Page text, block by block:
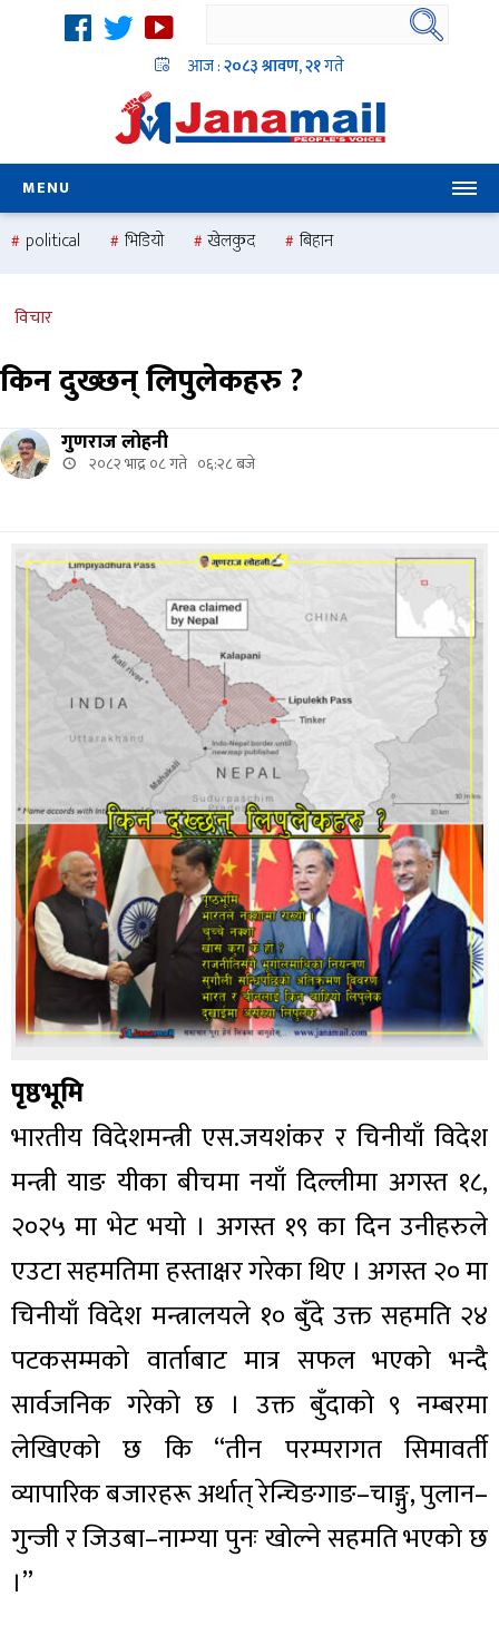
आज :२०८३ श्रावण, २१गते
MENU
political भिडियो खेलकुद
बिहान
national
विचार
किन दुख्छन् लिपुलेकहरु ?
गुणराज लोहनी
२०८२ भाद्र ०८ गते ०६:२८ बजे
पृष्ठभूमि
भारतीय विदेशमन्त्री एस.जयशंकर र चिनीयाँ विदेश
मन्त्री याङ यीका बीचमा नयाँ दिल्लीमा अगस्त १८,
२०२५ मा भेट भयो । अगस्त १९ का दिन उनीहरुले
एउटा सहमतिमा हस्ताक्षर गरेका थिए । अगस्त २० मा
चिनीयाँ विदेश मन्त्रालयले १० बुँदे उक्त सहमति २४
पटकसम्मको वार्ताबाट मात्र सफल भएको भन्दै
सार्वजनिक गरेको छ । उक्त बुँदाको ९ नम्बरमा
लेखिएको छ कि “तीन परम्परागत सिमावर्ती
व्यापारिक बजारहरू अर्थात् रेन्चिङगाङ–चाङ्गु, पुलान–
गुन्जी र जिउबा–नाम्ग्या पुनः खोल्ने सहमति भएको छ
।”